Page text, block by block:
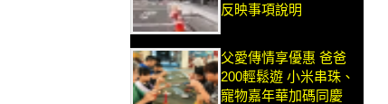
反映事項說明
父愛傳情享優惠 爸爸
200輕鬆遊 小米串珠、
寵物嘉年華加碼同慶